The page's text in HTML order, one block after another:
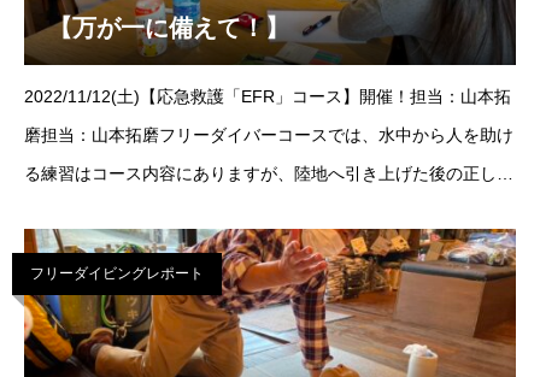
【万が一に備えて！】
2022/11/12(土)【応急救護「EFR」コース】開催！担当：山本拓
磨担当：山本拓磨フリーダイバーコースでは、水中から人を助け
る練習はコース内容にありますが、陸地へ引き上げた後の正しい
フリーダイビングレポート